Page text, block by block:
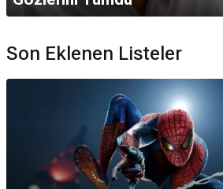
Son Eklenen Listeler